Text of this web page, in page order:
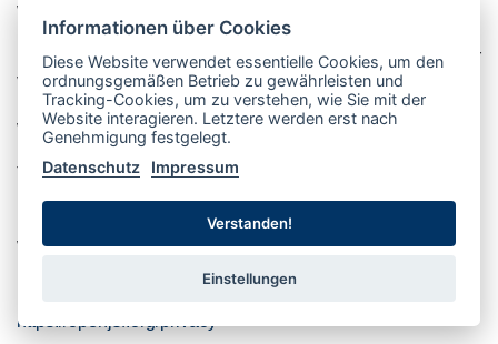
Was ist jQuery?
Dienst, der den Zugriff auf eine JavaScript-Bibliothek zur
Verwendung auf dieser Webseite ermöglicht
Wer verarbeitet Ihre Daten?
The OpenJS Foundation, 548 Market St, PMB 57274, San
Francisco, California, USA
Wo finden Sie weitere Informationen über den
Datenschutz bei jQuery?
https://openjsf.org/privacy
Informationen über Cookies
Diese Website verwendet essentielle Cookies, um den
ordnungsgemäßen Betrieb zu gewährleisten und
Tracking-Cookies, um zu verstehen, wie Sie mit der
Website interagieren. Letztere werden erst nach
Genehmigung festgelegt.
Datenschutz
Impressum
Verstanden!
Einstellungen